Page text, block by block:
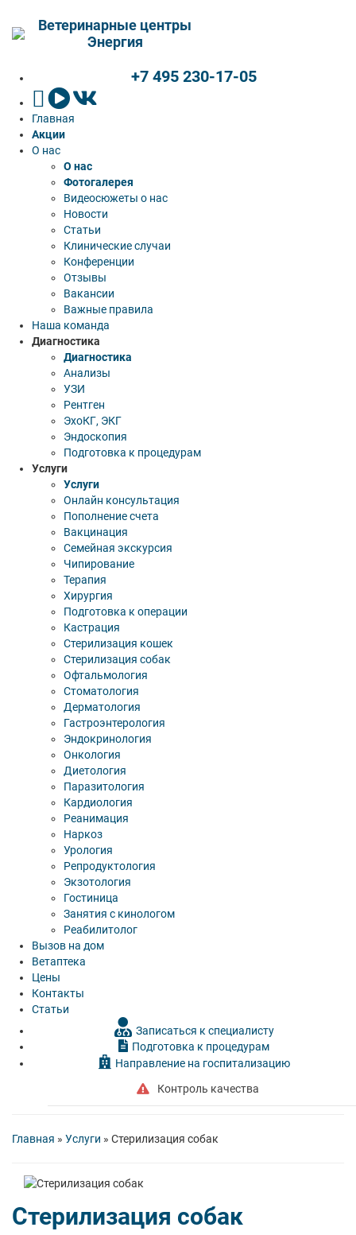
Ветеринарные центры
Энергия
+7 495 230-17-05
Главная
Акции
О нас
О нас
Фотогалерея
Видеосюжеты о нас
Новости
Статьи
Клинические случаи
Конференции
Отзывы
Вакансии
Важные правила
Наша команда
Диагностика
Диагностика
Анализы
УЗИ
Рентген
ЭхоКГ, ЭКГ
Эндоскопия
Подготовка к процедурам
Услуги
Услуги
Онлайн консультация
Пополнение счета
Вакцинация
Семейная экскурсия
Чипирование
Терапия
Хирургия
Подготовка к операции
Кастрация
Стерилизация кошек
Стерилизация собак
Офтальмология
Стоматология
Дерматология
Гастроэнтерология
Эндокринология
Онкология
Диетология
Паразитология
Кардиология
Реанимация
Наркоз
Урология
Репродуктология
Экзотология
Гостиница
Занятия с кинологом
Реабилитолог
Вызов на дом
Ветаптека
Цены
Контакты
Статьи
Записаться к специалисту
Подготовка к процедурам
Направление на госпитализацию
Контроль качества
Главная » Услуги » Стерилизация собак
Стерилизация собак